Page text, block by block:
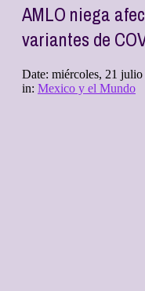
AMLO niega
variantes de
Date: miércoles, 21 julio
in: Mexico y el Mundo